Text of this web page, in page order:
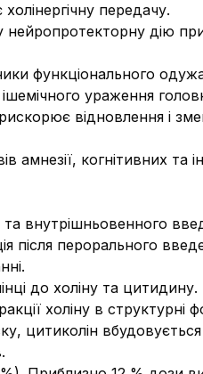
передачу.
дію при
функціонального
ураження
відновлення і
когнітивних та
внутрішньовенного
після перорального
до холіну та
холіну в структурні
цитиколін вбудовується